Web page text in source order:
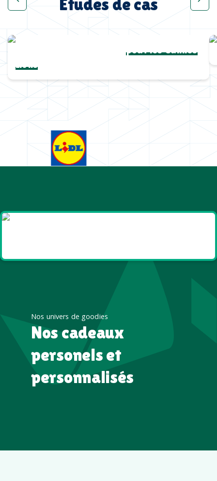
Une collection complètepour les Cannes
Lions
Nos univers de goodies
Nos cadeaux
personels et
personnalisés